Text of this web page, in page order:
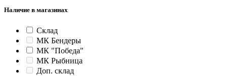
Наличие в магазинах
Склад
МК Бендеры
МК "Победа"
МК Рыбница
Доп. склад